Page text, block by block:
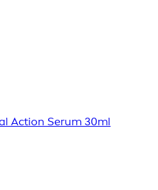
Action Serum 30ml